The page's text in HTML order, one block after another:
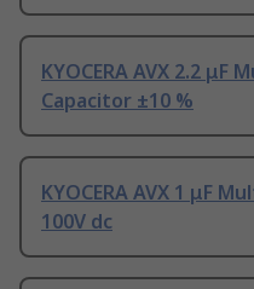
KYOCERA AVX 2.2 μF
Capacitor ±10 %
KYOCERA AVX 1 μF
100V dc